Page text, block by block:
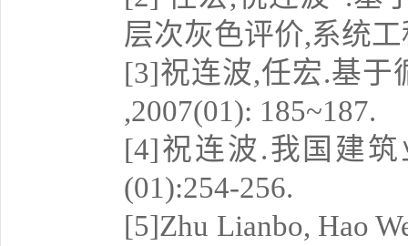
层次灰色评价,系统
[3]祝连波,任宏.基于
,2007(01): 185~187.
[4]祝连波.我国建
(01):254-256.
[5]Zhu Lianbo, Hao